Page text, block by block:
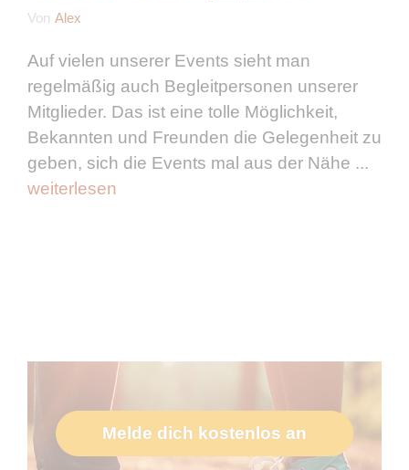
Von Alex
Auf vielen unserer Events sieht man
regelmäßig auch Begleitpersonen unserer
Mitglieder. Das ist eine tolle Möglichkeit,
Bekannten und Freunden die Gelegenheit zu
geben, sich die Events mal aus der Nähe ...
weiterlesen
Melde dich kostenlos an